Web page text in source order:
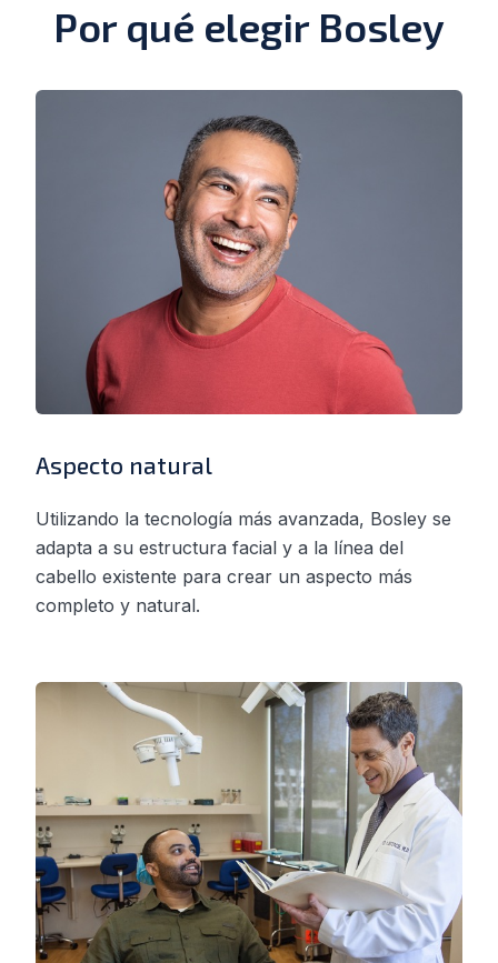
Por qué elegir Bosley
Aspecto natural
Utilizando la tecnología más avanzada, Bosley se
adapta a su estructura facial y a la línea del
cabello existente para crear un aspecto más
completo y natural.